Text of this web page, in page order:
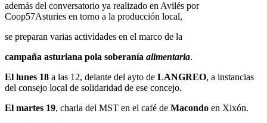
además del conversatorio ya realizado en Avilés por
Coop57Asturies en torno a la producción local,
se preparan varias actividades en el marco de la
campaña asturiana pola soberanía alimentaria.
El lunes 18 a las 12, delante del ayto de LANGREO, a instancias
del consejo local de solidaridad de ese concejo.
El martes 19, charla del MST en el café de Macondo en Xixón.